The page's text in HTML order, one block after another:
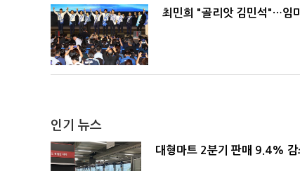
최민희 "골리앗 김민석"…임
인기 뉴스
대형마트 2분기 판매 9.4%